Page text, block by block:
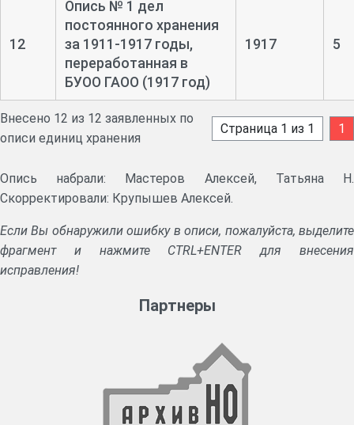
12
Опись № 1 дел
постоянного хранения
за 1911-1917 годы,
переработанная в
БУОО ГАОО (1917 год)
1917 5
Внесено 12 из 12 заявленных по
описи единиц хранения
Страница 1 из 1 1
Опись набрали: Мастеров Алексей, Татьяна Н.
Скорректировали: Крупышев Алексей.
Если Вы обнаружили ошибку в описи, пожалуйста, выделите
фрагмент и нажмите CTRL+ENTER для внесения
исправления!
Партнеры